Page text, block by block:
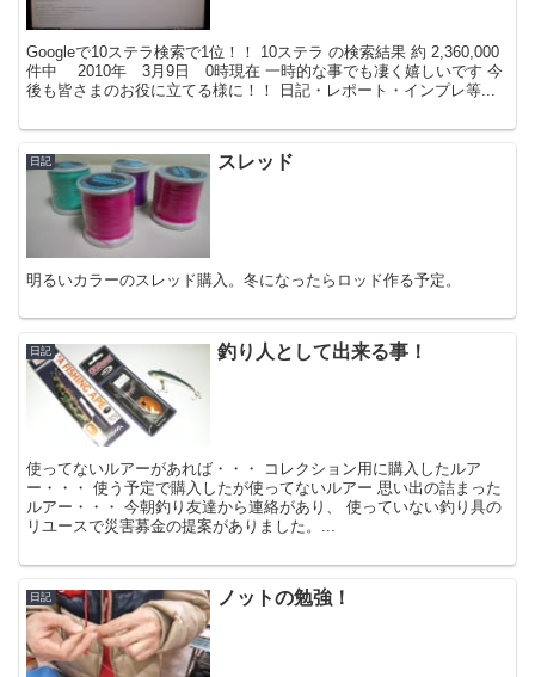
Googleで10ステラ検索で1位！！ 10ステラ の検索結果 約 2,360,000
件中 2010年 3月9日 0時現在 一時的な事でも凄く嬉しいです 今
後も皆さまのお役に立てる様に！！ 日記・レポート・インプレ等...
日記 スレッド
明るいカラーのスレッド購入。冬になったらロッド作る予定。
日記 釣り人として出来る事！
使ってないルアーがあれば・・・ コレクション用に購入したルア
ー・・・ 使う予定で購入したが使ってないルアー 思い出の詰まった
ルアー・・・ 今朝釣り友達から連絡があり、 使っていない釣り具の
リユースで災害募金の提案がありました。...
日記 ノットの勉強！